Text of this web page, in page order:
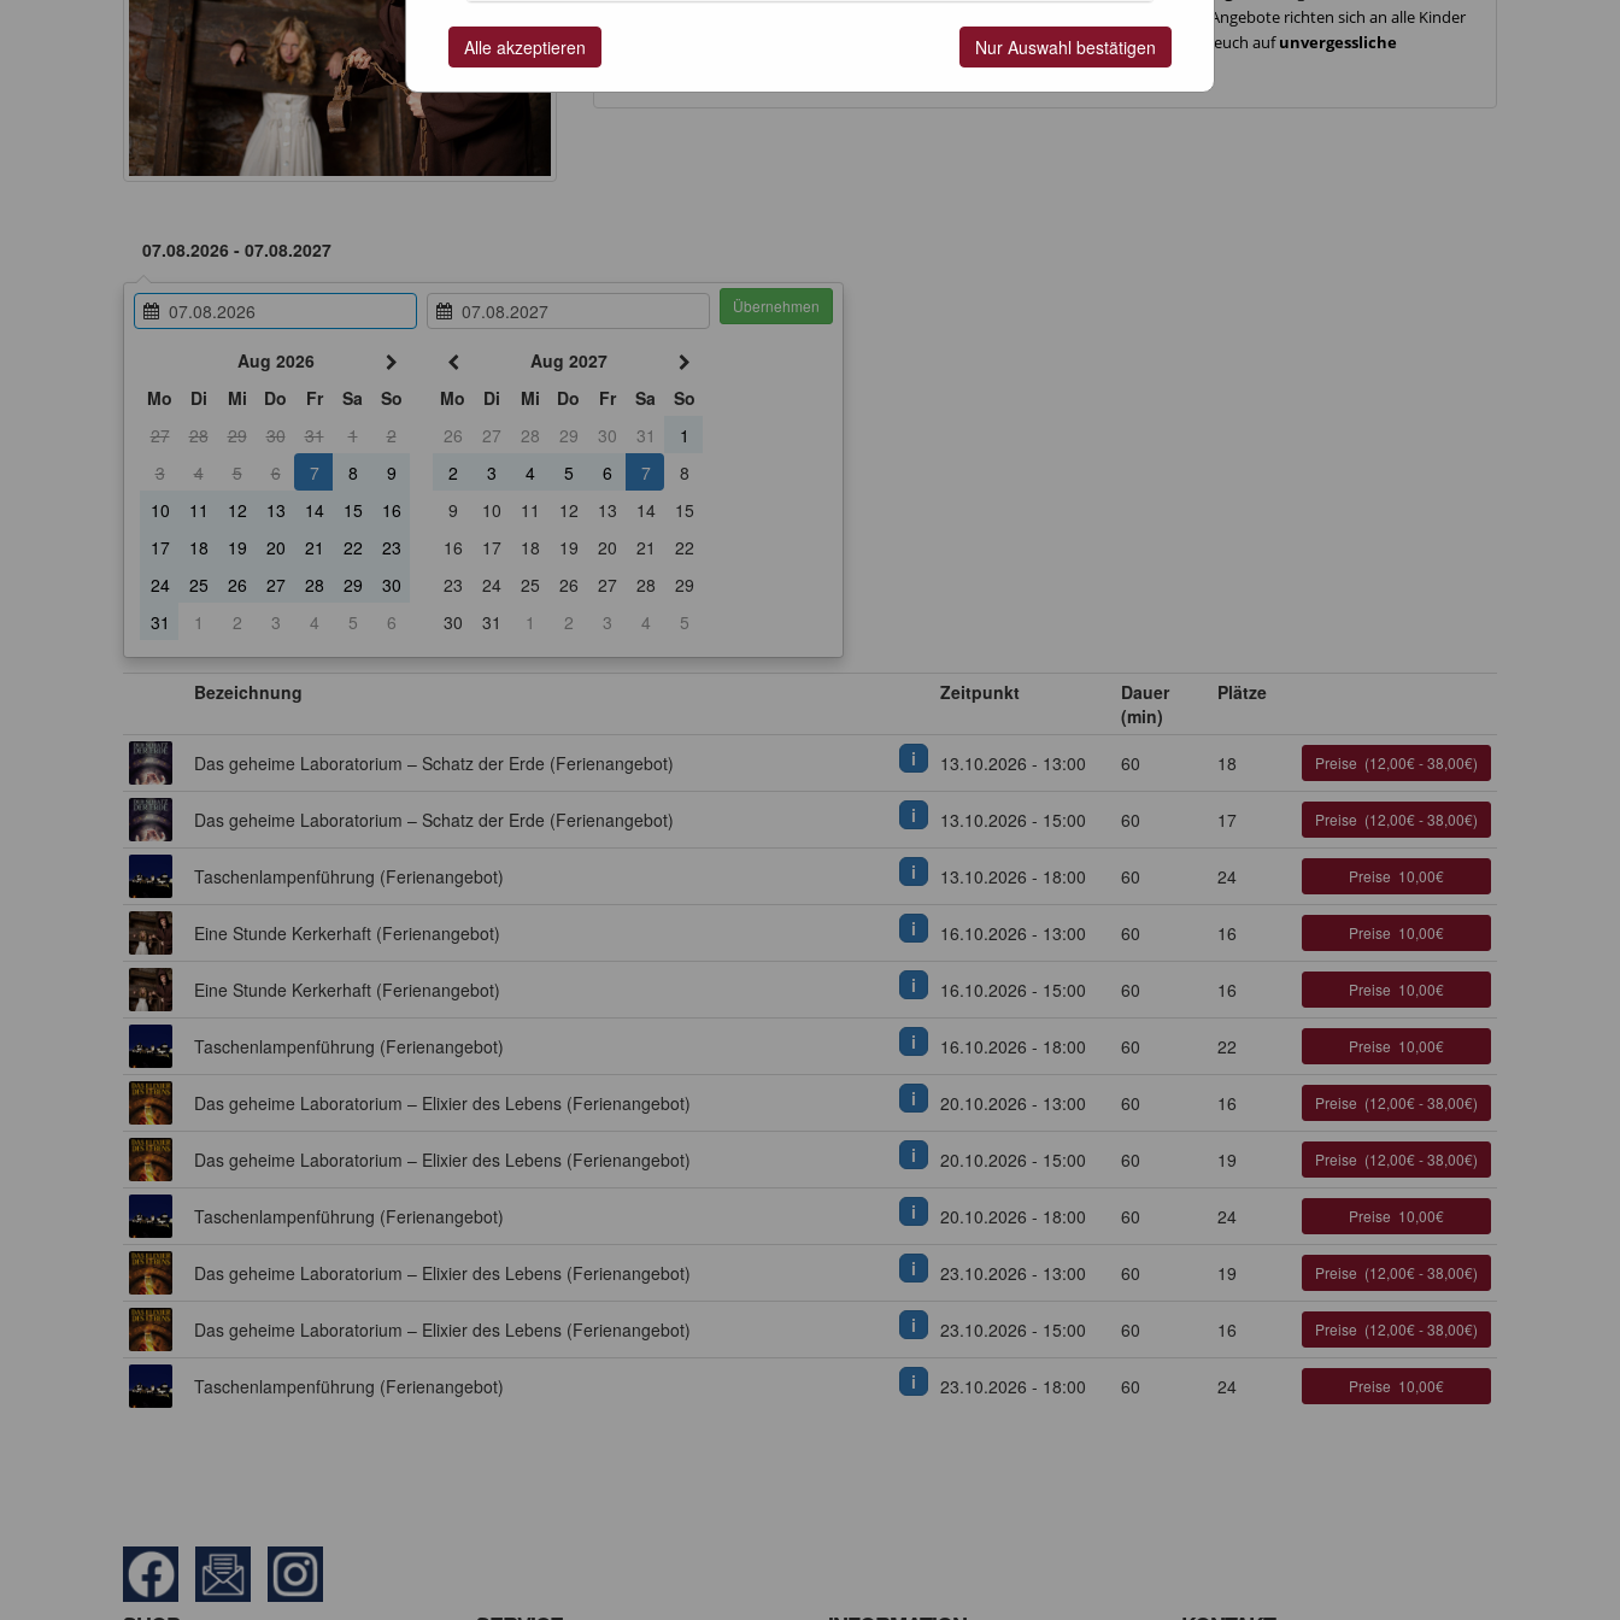
Alle akzeptieren Nur Auswahl bestätigen
selbst aktiv werdet. Die Angebote richten sich an alle Kinder
. Werft einen Blick auf unsere Angebote und freut euch aufunvergessliche
Bezeichnung Zeitpunkt
Dauer
(min)
Plätze
Das geheime Laboratorium – Schatz der Erde (Ferienangebot) i 13.10.2026 - 13:00 60 18 Preise (12,00€ - 38,00€)
Das geheime Laboratorium – Schatz der Erde (Ferienangebot) i 13.10.2026 - 15:00 60 17 Preise (12,00€ - 38,00€)
Taschenlampenführung (Ferienangebot) i 13.10.2026 - 18:00 60 24 Preise 10,00€
Eine Stunde Kerkerhaft (Ferienangebot) i 16.10.2026 - 13:00 60 16 Preise 10,00€
Eine Stunde Kerkerhaft (Ferienangebot) i 16.10.2026 - 15:00 60 16 Preise 10,00€
Taschenlampenführung (Ferienangebot) i 16.10.2026 - 18:00 60 22 Preise 10,00€
Das geheime Laboratorium – Elixier des Lebens (Ferienangebot) i 20.10.2026 - 13:00 60 16 Preise (12,00€ - 38,00€)
Das geheime Laboratorium – Elixier des Lebens (Ferienangebot) i 20.10.2026 - 15:00 60 19 Preise (12,00€ - 38,00€)
Taschenlampenführung (Ferienangebot) i 20.10.2026 - 18:00 60 24 Preise 10,00€
Das geheime Laboratorium – Elixier des Lebens (Ferienangebot) i 23.10.2026 - 13:00 60 19 Preise (12,00€ - 38,00€)
Das geheime Laboratorium – Elixier des Lebens (Ferienangebot) i 23.10.2026 - 15:00 60 16 Preise (12,00€ - 38,00€)
Taschenlampenführung (Ferienangebot) i 23.10.2026 - 18:00 60 24 Preise 10,00€
Aug 2026
Mo
Di Mi Do Fr Sa
So
27
28 29 30 31 1
2
3
4 5 6 7 8
9
10
11 12 13 14 15
16
17
18 19 20 21 22
23
24
25 26 27 28 29
30
31
1 2 3 4 5 6
Aug 2027
Mo
Di Mi Do Fr Sa
So
26
27 28 29 30 31
1
2
3 4 5 6 7
8
9
10 11 12 13 14
15
16
17 18 19 20 21
22
23
24 25 26 27 28
29
30
31 1 2 3 4 5
Übernehmen